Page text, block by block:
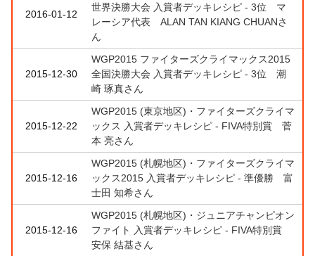
2016-01-12
世界決勝大会 入賞者デッキレシピ - 3位 マ
レーシア代表 ALAN TAN KIANG CHUANさ
ん
2015-12-30
WGP2015 ファイターズクライマックス2015
全国決勝大会 入賞者デッキレシピ - 3位 潮
崎 琢真さん
2015-12-22
WGP2015 (東京地区)・ファイターズクライマ
ックス 入賞者デッキレシピ - FIVA特別賞 菅
本 亮さん
2015-12-16
WGP2015 (札幌地区)・ファイターズクライマ
ックス2015 入賞者デッキレシピ - 準優勝 富
士田 知希さん
2015-12-16
WGP2015 (札幌地区)・ジュニアチャンピオン
ファイト 入賞者デッキレシピ - FIVA特別賞
安保 結基さん